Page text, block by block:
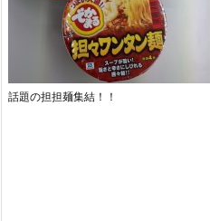
話題の担担麺集結！！